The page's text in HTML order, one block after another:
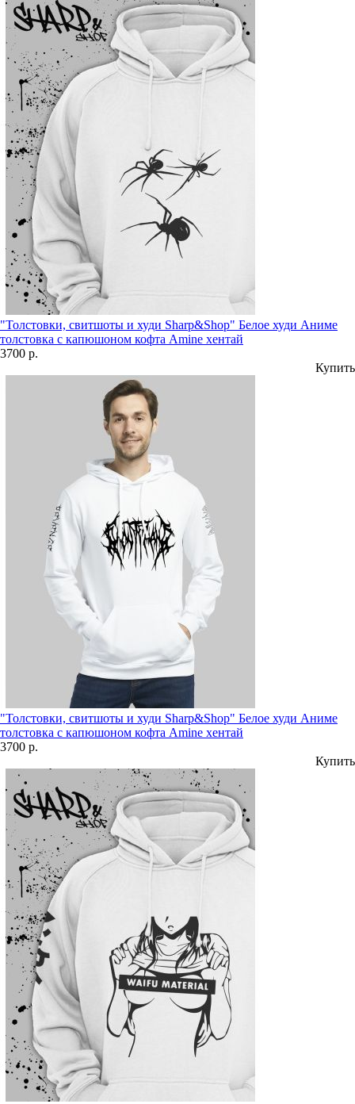
"Толстовки, свитшоты и худи Sharp&Shop" Белое худи Аниме
толстовка с капюшоном кофта Amine хентай
3700 р.
Купить
"Толстовки, свитшоты и худи Sharp&Shop" Белое худи Аниме
толстовка с капюшоном кофта Amine хентай
3700 р.
Купить